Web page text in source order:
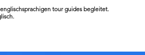
tour guides begleitet.